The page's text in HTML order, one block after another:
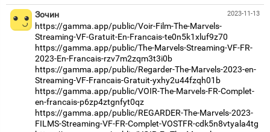
2023-11-13
Зочин
https://gamma.app/public/Voir-Film-The-Marvels-
Streaming-VF-Gratuit-En-Francais-te0n5k1xluf9z70
https://gamma.app/public/The-Marvels-Streaming-VF-FR-
2023-En-Francais-rzv7m2zqm3t3i0b
https://gamma.app/public/Regarder-The-Marvels-2023-en-
Streaming-VF-Francais-Gratuit-yxhy2u44fzqh01b
https://gamma.app/public/VOIR-The-Marvels-FR-Complet-
en-francais-p6zp4ztgnfyt0qz
https://gamma.app/public/REGARDER-The-Marvels-2023-
FILMS-Streaming-VF-FR-Complet-VOSTFR-cdk5n8vtyala4tg